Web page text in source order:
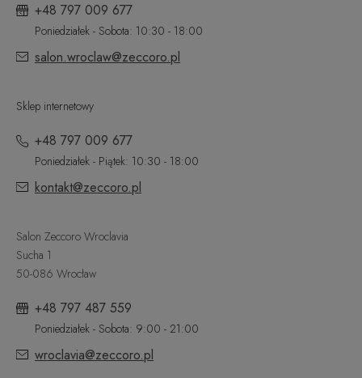
+48 797 009 677
Poniedziałek - Sobota: 10:30 - 18:00
salon.wroclaw@zeccoro.pl
Sklep internetowy
+48 797 009 677
Poniedziałek - Piątek: 10:30 - 18:00
kontakt@zeccoro.pl
Salon Zeccoro Wroclavia
Sucha 1
50-086 Wrocław
+48 797 487 559
Poniedziałek - Sobota: 9:00 - 21:00
wroclavia@zeccoro.pl